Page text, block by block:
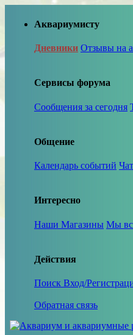
Аквариумисту
Дневники Отзывы на
Сервисы форума
Сообщения за сегодня
Общение
Календарь событий
Интересно
Наши Магазины Мы
Действия
Поиск Вход/
Обратная связь